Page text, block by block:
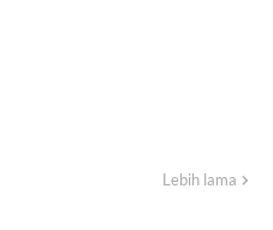
Lebih lama